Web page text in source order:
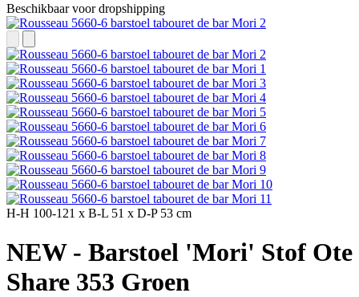
Beschikbaar voor dropshipping
H-H 100-121 x B-L 51 x D-P53 cm
NEW - Barstoel 'Mori' Stof Ote
Share 353 Groen